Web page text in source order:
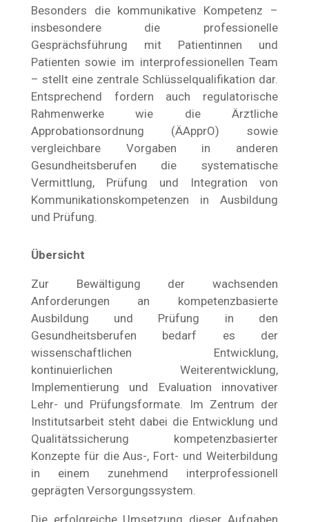
Besonders die kommunikative Kompetenz –
insbesondere die professionelle
Gesprächsführung mit Patientinnen und
Patienten sowie im interprofessionellen Team
– stellt eine zentrale Schlüsselqualifikation dar.
Entsprechend fordern auch regulatorische
Rahmenwerke wie die Ärztliche
Approbationsordnung (ÄApprO) sowie
vergleichbare Vorgaben in anderen
Gesundheitsberufen die systematische
Vermittlung, Prüfung und Integration von
Kommunikationskompetenzen in Ausbildung
und Prüfung.
Übersicht
Zur Bewältigung der wachsenden
Anforderungen an kompetenzbasierte
Ausbildung und Prüfung in den
Gesundheitsberufen bedarf es der
wissenschaftlichen Entwicklung,
kontinuierlichen Weiterentwicklung,
Implementierung und Evaluation innovativer
Lehr- und Prüfungsformate. Im Zentrum der
Institutsarbeit steht dabei die Entwicklung und
Qualitätssicherung kompetenzbasierter
Konzepte für die Aus-, Fort- und Weiterbildung
in einem zunehmend interprofessionell
geprägten Versorgungssystem.